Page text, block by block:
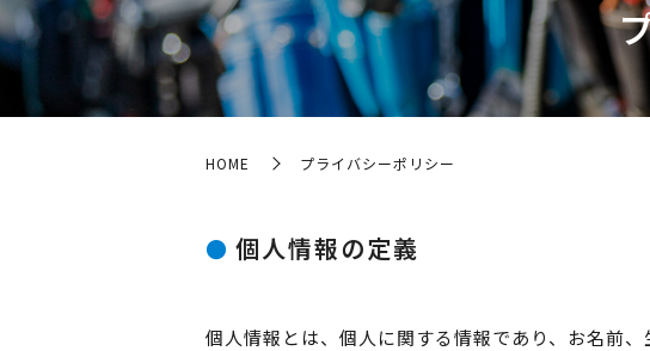
HOME プライバシーポリシー
個人情報の定義
個人情報とは、個人に関する情報であり、お名前